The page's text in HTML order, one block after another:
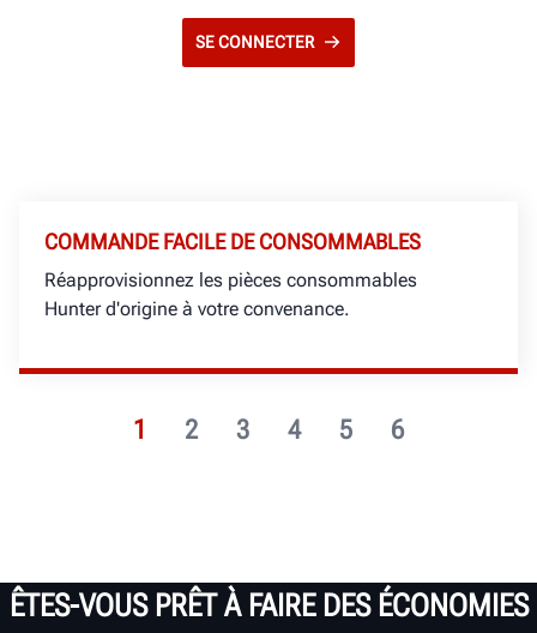
SE CONNECTER
1 2 3 4 5 6
COMMANDE FACILE DE CONSOMMABLES
Réapprovisionnez les pièces consommables
Hunter d'origine à votre convenance.
ÊTES-VOUS PRÊT À FAIRE DES ÉCONOMIES